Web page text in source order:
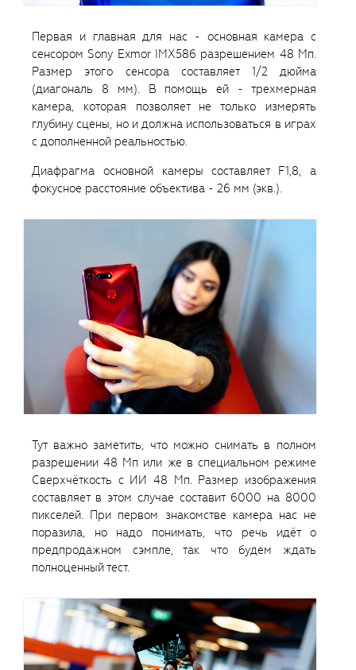
Первая и главная для нас - основная камера с
сенсором Sony Exmor IMX586 разрешением 48 Мп.
Размер этого сенсора составляет 1/2 дюйма
(диагональ 8 мм). В помощь ей - трехмерная
камера, которая позволяет не только измерять
глубину сцены, но и должна использоваться в играх
с дополненной реальностью.
Диафрагма основной камеры составляет F1,8, а
фокусное расстояние объектива - 26 мм (экв.).
Тут важно заметить, что можно снимать в полном
разрешении 48 Мп или же в специальном режиме
Сверхчёткость с ИИ 48 Мп. Размер изображения
составляет в этом случае составит 6000 на 8000
пикселей. При первом знакомстве камера нас не
поразила, но надо понимать, что речь идёт о
предпродажном сэмпле, так что будем ждать
полноценный тест.